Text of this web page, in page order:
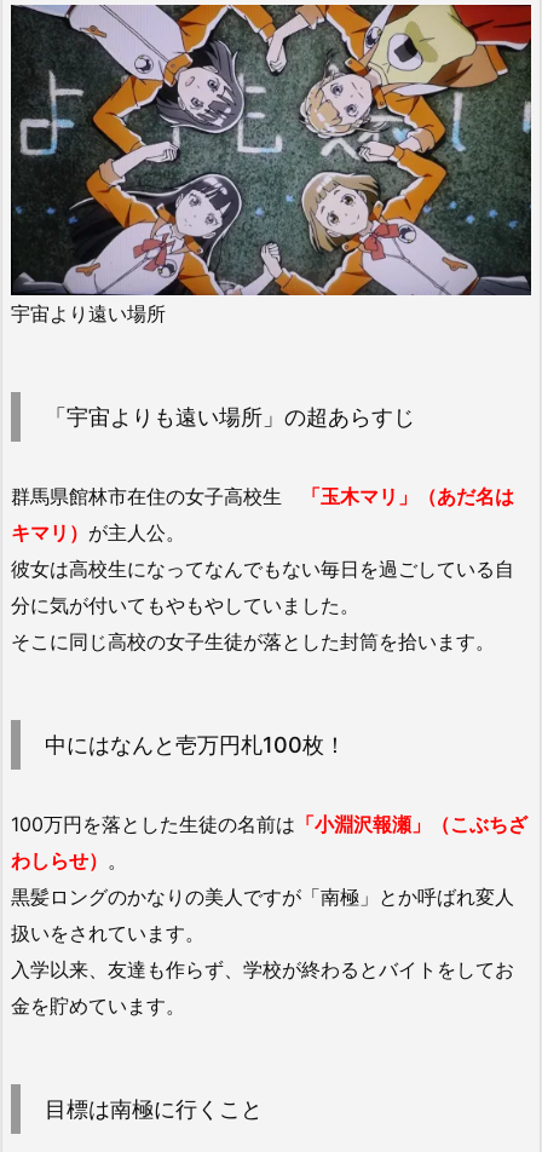
宇宙より遠い場所
「宇宙よりも遠い場所」の超あらすじ
群馬県館林市在住の女子高校生
「玉木マリ」（あだ名は
キマリ） が主人公。
彼女は高校生になってなんでもない毎日を過ごしている自
分に気が付いてもやもやしていました。
そこに同じ高校の女子生徒が落とした封筒を拾います。
中にはなんと壱万円札100枚！
100万円を落とした生徒の名前は 「小淵沢報瀬」（こぶちざ
わしらせ） 。
黒髪ロングのかなりの美人ですが「南極」とか呼ばれ変人
扱いをされています。
入学以来、友達も作らず、学校が終わるとバイトをしてお
金を貯めています。
目標は南極に行くこと